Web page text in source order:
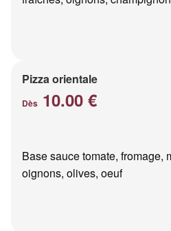
Pizza orientale
Dès 10.00 €
Base sauce tomate, fromage,
oignons, olives, oeuf